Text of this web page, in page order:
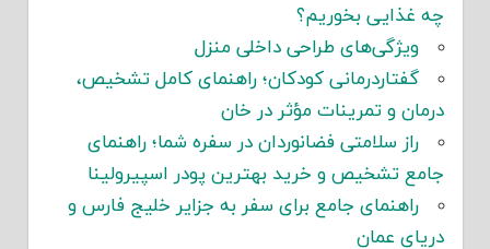
چه غذایی بخوریم؟
ویژگی‌های طراحی داخلی منزل
گفتاردرمانی کودکان؛ راهنمای کامل تشخیص،
درمان و تمرینات مؤثر در خان
راز سلامتی فضانوردان در سفره شما؛ راهنمای
جامع تشخیص و خرید بهترین پودر اسپیرولینا
راهنمای جامع برای سفر به جزایر خلیج فارس و
دریای عمان